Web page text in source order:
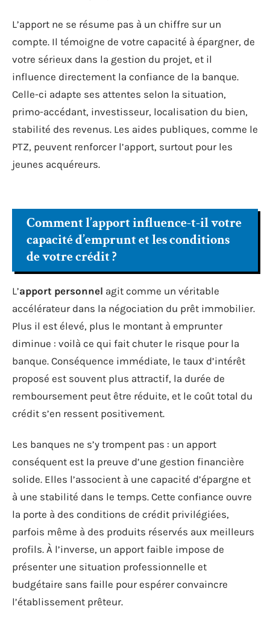
L’apport ne se résume pas à un chiffre sur un
compte. Il témoigne de votre capacité à épargner, de
votre sérieux dans la gestion du projet, et il
influence directement la confiance de la banque.
Celle-ci adapte ses attentes selon la situation,
primo-accédant, investisseur, localisation du bien,
stabilité des revenus. Les aides publiques, comme le
PTZ, peuvent renforcer l’apport, surtout pour les
jeunes acquéreurs.
Comment l’apport influence-t-il votre
capacité d’emprunt et les conditions
de votre crédit ?
L’apport personnel agit comme un véritable
accélérateur dans la négociation du prêt immobilier.
Plus il est élevé, plus le montant à emprunter
diminue : voilà ce qui fait chuter le risque pour la
banque. Conséquence immédiate, le taux d’intérêt
proposé est souvent plus attractif, la durée de
remboursement peut être réduite, et le coût total du
crédit s’en ressent positivement.
Les banques ne s’y trompent pas : un apport
conséquent est la preuve d’une gestion financière
solide. Elles l’associent à une capacité d’épargne et
à une stabilité dans le temps. Cette confiance ouvre
la porte à des conditions de crédit privilégiées,
parfois même à des produits réservés aux meilleurs
profils. À l’inverse, un apport faible impose de
présenter une situation professionnelle et
budgétaire sans faille pour espérer convaincre
l’établissement prêteur.